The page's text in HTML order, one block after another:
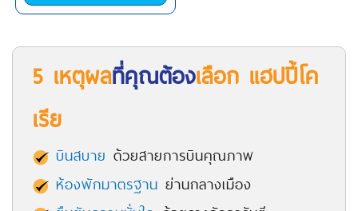
5 เหตุผลที่คุณต้องเลือก แฮปปี้โค
เรีย
บินสบาย ด้วยสายการบินคุณภาพ
ห้องพักมาตรฐาน ย่านกลางเมือง